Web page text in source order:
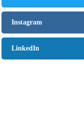
Instagram
LinkedIn